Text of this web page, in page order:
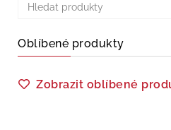
Oblíbené produkty
Zobrazit oblíbené